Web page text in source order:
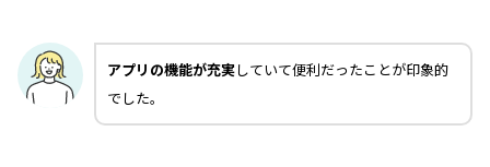
アプリの機能が充実していて便利だったことが印象的
でした。